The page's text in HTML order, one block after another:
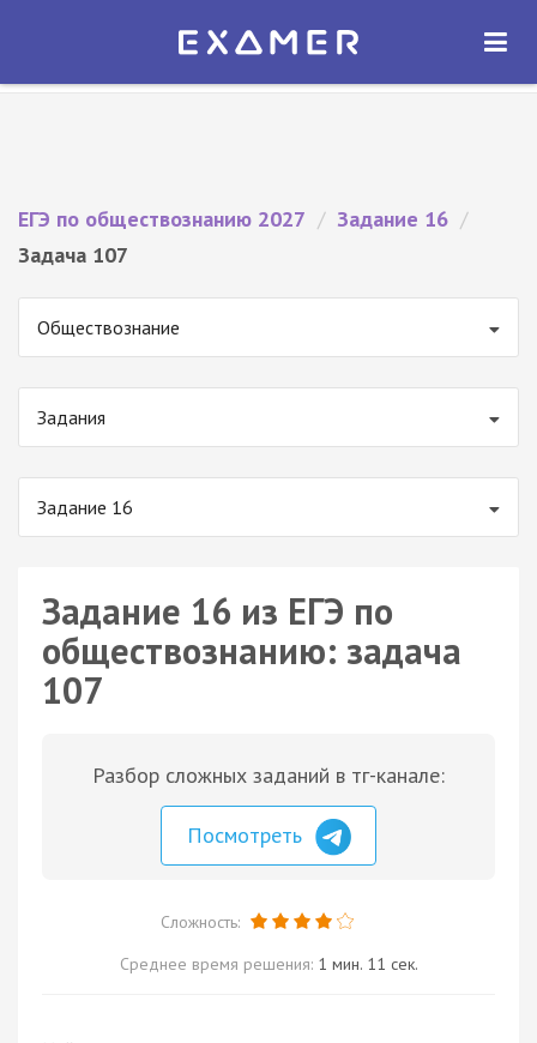
Экзамер — ЕГЭ 2027
ОТКРЫТЬ
ЕГЭ по обществознанию 2027 / Задание 16 /
Задача 107
Обществознание
Задания
Задание 16
Задание 16 из ЕГЭ по
обществознанию: задача
107
Разбор сложных заданий в тг-канале:
Посмотреть
Сложность:
Среднее время решения: 1 мин. 11 сек.